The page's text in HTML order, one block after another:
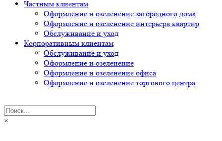
Частным клиентам
Оформление и озеленение загородного дома
Оформление и озеленение интерьера квартир
Обслуживание и уход
Корпоративным клиентам
Обслуживание и уход
Оформление и озеленение
Оформление и озеленение офиса
Оформление и озеленение торгового центра
×